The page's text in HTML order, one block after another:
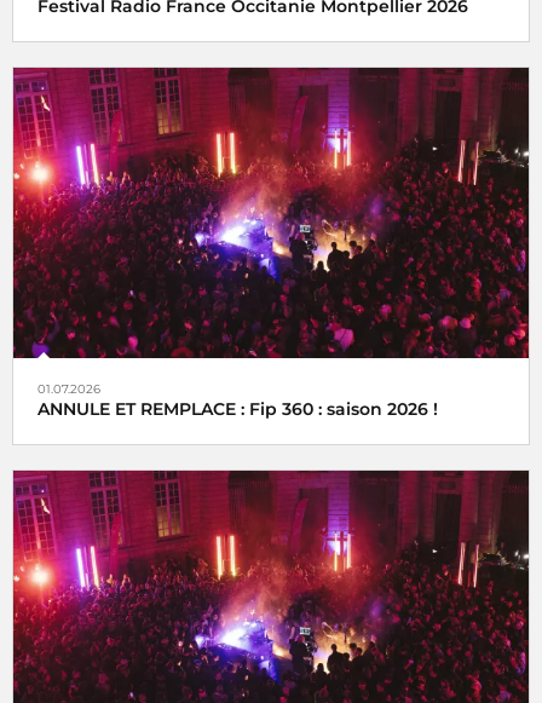
Festival Radio France Occitanie Montpellier 2026
01.07.2026
ANNULE ET REMPLACE : Fip 360 : saison 2026 !